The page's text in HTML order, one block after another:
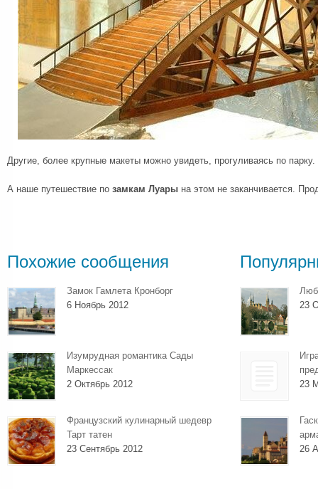
Другие, более крупные макеты можно увидеть, прогуливаясь по парку.
А наше путешествие по замкам Луары на этом не заканчивается.
Похожие сообщения
Замок Гамлета Кронборг
6 Ноябрь 2012
Изумрудная романтика Сады
Маркессак
2 Октябрь 2012
Французский кулинарный шедевр
Тарт татен
23 Сентябрь 2012
23
23
26